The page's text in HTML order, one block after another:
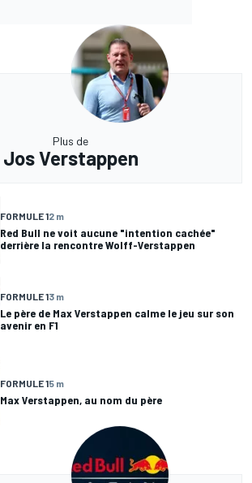
Plus de
Jos Verstappen
FORMULE 12 m
Red Bull ne voit aucune "intention cachée"
derrière la rencontre Wolff-Verstappen
FORMULE 13 m
Le père de Max Verstappen calme le jeu sur son
avenir en F1
FORMULE 15 m
Max Verstappen, au nom du père